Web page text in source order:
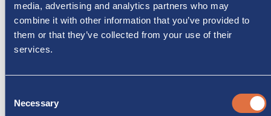
media, advertising and analytics partners who may
combine it with other information that you’ve provided to
them or that they’ve collected from your use of their
services.
Selection
Necessary
Dotazy :